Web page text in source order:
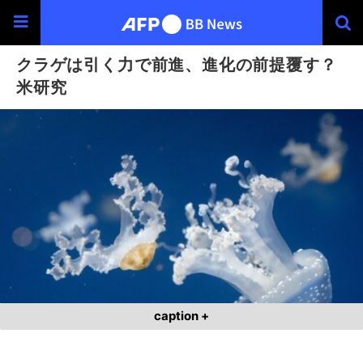
クラゲは引く力で前進、進化の前提覆す？
米研究
caption +